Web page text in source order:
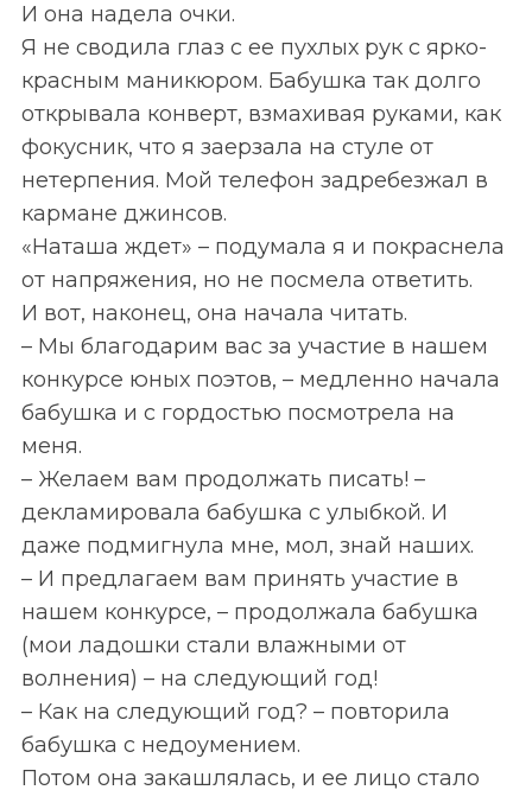
И она надела очки.
Я не сводила глаз с ее пухлых рук с ярко-
красным маникюром. Бабушка так долго
открывала конверт, взмахивая руками, как
фокусник, что я заерзала на стуле от
нетерпения. Мой телефон задребезжал в
кармане джинсов.
«Наташа ждет» – подумала я и покраснела
от напряжения, но не посмела ответить.
И вот, наконец, она начала читать.
– Мы благодарим вас за участие в нашем
конкурсе юных поэтов, – медленно начала
бабушка и с гордостью посмотрела на
меня.
– Желаем вам продолжать писать! –
декламировала бабушка с улыбкой. И
даже подмигнула мне, мол, знай наших.
– И предлагаем вам принять участие в
нашем конкурсе, – продолжала бабушка
(мои ладошки стали влажными от
волнения) – на следующий год!
– Как на следующий год? – повторила
бабушка с недоумением.
Потом она закашлялась, и ее лицо стало